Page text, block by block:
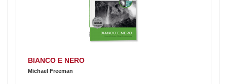
BIANCO E NERO
Michael Freeman